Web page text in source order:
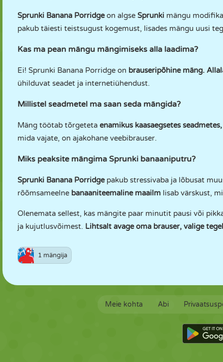
Sprunki Banana Porridgeon algse Sprunki mängu
pakub täiesti teistsugust kogemust, lisades mängu uusi
Kas ma pean mängu mängimiseks alla laadima?
Ei! Sprunki Banana Porridge on brauseripõhine mäng.
ühilduvat seadet ja internetiühendust.
Millistel seadmetel ma saan seda mängida?
Mäng töötab tõrgeteta enamikus kaasaegsetes
mida vajate, on ajakohane veebibrauser.
Miks peaksite mängima Sprunki banaaniputru?
Sprunki Banana Porridgepakub stressivaba ja lõbusat
rõõmsameelne banaaniteemaline maailm lisab värskust,
Olenemata sellest, kas mängite paar minutit pausi või
ja kujutlusvõimest. Lihtsalt avage oma brauser, valige
1 mängija
Meie kohta Abi